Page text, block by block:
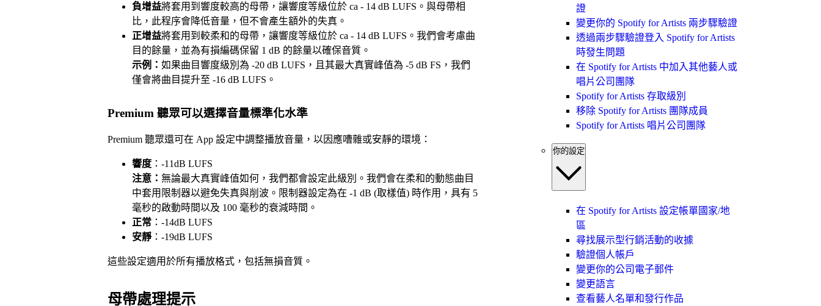
負增益將套用到響度較高的母帶，讓響度等級位於 ca - 14 dB LUFS。與母帶相
比，此程序會降低音量，但不會產生額外的失真。
正增益將套用到較柔和的母帶，讓響度等級位於 ca - 14 dB LUFS。我們會考慮曲
目的餘量，並為有損編碼保留 1 dB 的餘量以確保音質。
示例： 如果曲目響度級別為 -20 dB LUFS，且其最大真實峰值為 -5 dB FS，我們
僅會將曲目提升至 -16 dB LUFS。
Premium 聽眾可以選擇音量標準化水準
Premium 聽眾還可在 App 設定中調整播放音量，以因應嘈雜或安靜的環境：
響度 ：-11dB LUFS
注意： 無論最大真實峰值如何，我們都會設定此級別。我們會在柔和的動態曲目
中套用限制器以避免失真與削波。限制器設定為在 -1 dB (取樣值) 時作用，具有 5
毫秒的啟動時間以及 100 毫秒的衰減時間。
正常 ：-14dB LUFS
安靜：-19dB LUFS
這些設定適用於所有播放格式，包括無損音質。
母帶處理提示
證
變更你的 Spotify for Artists 兩步驟驗證
透過兩步驟驗證登入 Spotify for Artists
時發生問題
在 Spotify for Artists 中加入其他藝人或
唱片公司團隊
Spotify for Artists 存取級別
移除 Spotify for Artists 團隊成員
Spotify for Artists 唱片公司團隊
你的設定
在 Spotify for Artists 設定帳單國家/地
區
尋找展示型行銷活動的收據
驗證個人帳戶
變更你的公司電子郵件
變更語言
查看藝人名單和發行作品